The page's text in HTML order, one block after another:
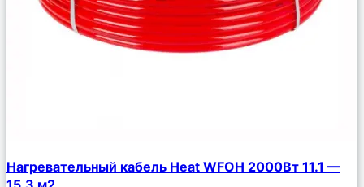
Описание
Нагревательный кабель Heat WFOH 2000Вт 11.1 —